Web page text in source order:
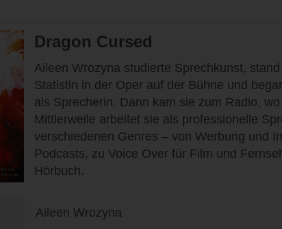
Dragon Cursed
Aileen Wrozyna studierte Sprechkunst,
Statistin in der Oper auf der Bühne und
als Sprecherin. Dann kam sie zum Radio,
Mittlerweile arbeitet sie als professionelle
verschiedenen Genres – von Werbung und
Podcasts, zu Voice Over für Film und
Hörbuch.
Aileen Wrozyna